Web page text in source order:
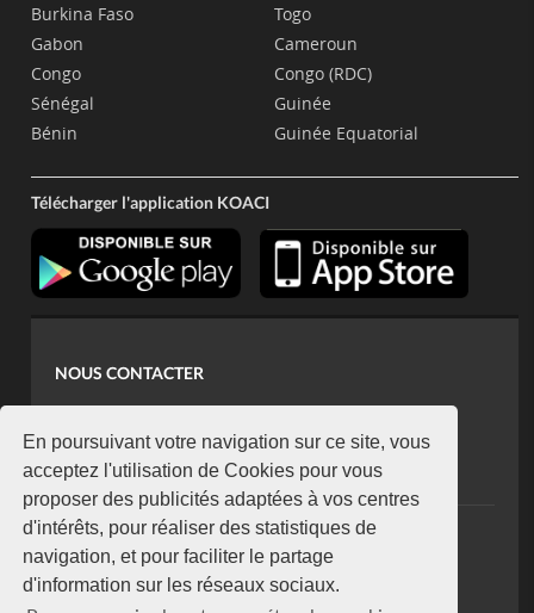
En poursuivant votre navigation sur ce site, vous
acceptez l'utilisation de Cookies pour vous
proposer des publicités adaptées à vos centres
d'intérêts, pour réaliser des statistiques de
navigation, et pour faciliter le partage
d'information sur les réseaux sociaux.
Burkina Faso
Gabon
Congo
Sénégal
Bénin
Togo
Cameroun
Congo (RDC)
Guinée
Guinée Equatorial
Télécharger l'application KOACI
NOUS CONTACTER
koaci@yahoo.fr
+225 07 08 85 52 93
NEWSLETTER
Restez connecté via notre newsletter
S'abonner